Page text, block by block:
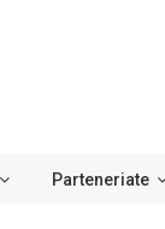
Parteneriate